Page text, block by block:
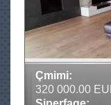
a
Çmimi:
320 000.00